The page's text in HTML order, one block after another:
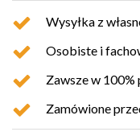
Wysyłka z
Osobiste i
Zawsze w
Zamówione